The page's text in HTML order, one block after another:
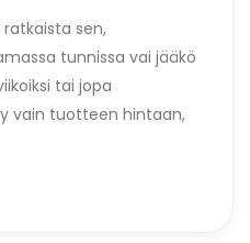
sen,
tunnissa vai jääkö
tai jopa
vain tuotteen hintaan,